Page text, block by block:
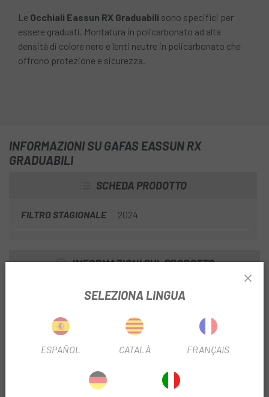
Le Occhiali Eassun RX Graduabili sono specifici per
essere graduati. Montatura in policarbonato ad alta
densità di colore nero e lenti neutre in policarbonato che
offrono protezione e sicurezza.
INFORMAZIONI SU GAFAS EASSUN RX
GRADUABILI
SCHEDA PRODOTTO
FILTRO STAGIONALE 2024
INFORMAZIONI SUL PRODOTTO
Il vetro da graduare dovrà essere scelto presso un ottico.
Il design è modellato per soddisfare completamente le tue
Un occhiale è composto da una montatura e da uno o due
SELEZIONA LINGUA
ESPAÑOL CATALÀ FRANÇAIS